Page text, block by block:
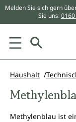
springen
Melden Sie sich gern
Sie uns:
Haushalt
Methylenblau ist